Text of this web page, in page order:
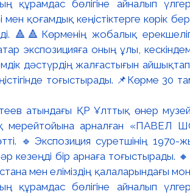
атындағы ҚР Ұлттық өнер
мерейтойына арналған
🔹Экспозиция суретшінің
әр кезеңді бір арнаға
мен еліміздің қалаларындағы
құрамдас бөлігіне айналып